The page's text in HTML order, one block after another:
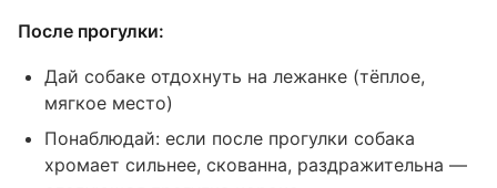
После прогулки:
Дай собаке отдохнуть на лежанке (тёплое,
мягкое место)
Понаблюдай: если после прогулки собака
хромает сильнее, скованна, раздражительна —